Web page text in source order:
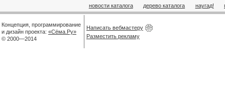
новости каталога дерево каталога наугад!
Концепция, программирование
и дизайн проекта: «Сёма.Ру»
© 2000—2014
Написать вебмастеру
Разместить рекламу